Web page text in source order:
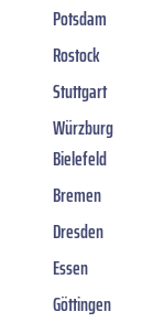
Potsdam
Rostock
Stuttgart
Würzburg
Bielefeld
Bremen
Dresden
Essen
Göttingen